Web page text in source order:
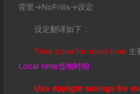
背景→NoFrills→设定
设定翻译如下：
Time zone for main time主
Local time当地时间
Use daylight savings for